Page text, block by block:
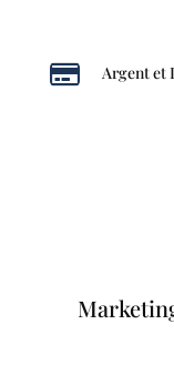
 Argent et